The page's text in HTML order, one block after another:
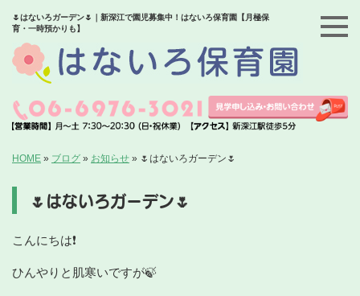
🌷はないろガーデン🌷｜新深江で園児募集中！はないろ保育園【月極保
育・一時預かりも】
HOME » ブログ » お知らせ » 🌷はないろガーデン🌷
🌷はないろガーデン🌷
こんにちは❗
ひんやりと肌寒いですが🍃